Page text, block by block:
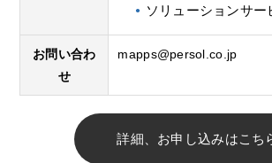
ソリューションサー
お問い合わ
せ
mapps@persol.co.jp
詳細、お申し込みはこち